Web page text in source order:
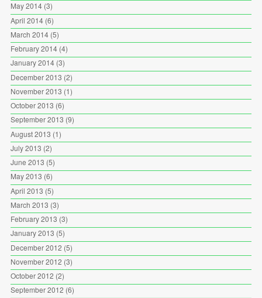
May 2014(3)
April 2014(6)
March 2014(5)
February 2014(4)
January 2014(3)
December 2013 (2)
November 2013 (1)
October 2013 (6)
September 2013 (9)
August 2013 (1)
July 2013 (2)
June 2013 (5)
May 2013 (6)
April 2013 (5)
March 2013 (3)
February 2013 (3)
January 2013 (5)
December 2012 (5)
November 2012 (3)
October 2012 (2)
September 2012 (6)